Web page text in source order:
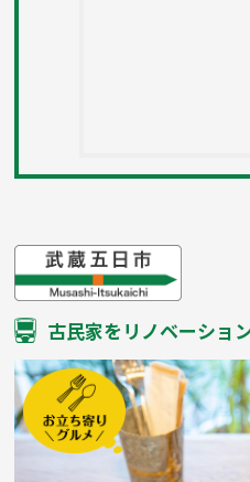
古民家をリノベーショ